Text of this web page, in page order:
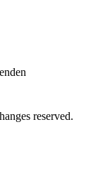
reserved.